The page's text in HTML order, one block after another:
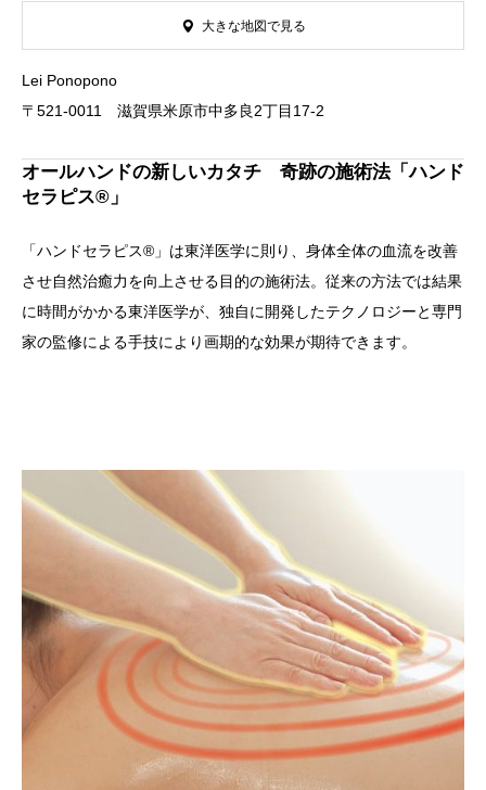
Lei Ponopono
〒521-0011 滋賀県米原市中多良2丁目17-2
大きな地図で見る
オールハンドの新しいカタチ 奇跡の施術法「ハンド
セラピス®」
「ハンドセラピス®」は東洋医学に則り、身体全体の血流を改善
させ自然治癒力を向上させる目的の施術法。従来の方法では結果
に時間がかかる東洋医学が、独自に開発したテクノロジーと専門
家の監修による手技により画期的な効果が期待できます。